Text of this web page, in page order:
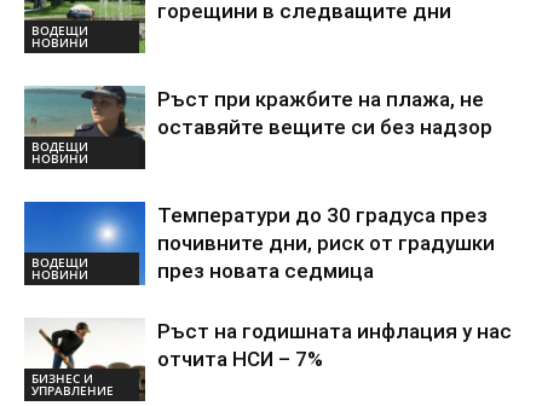
ВОДЕЩИ
НОВИНИ
горещини в следващите дни
ВОДЕЩИ
НОВИНИ
Ръст при кражбите на плажа, не
оставяйте вещите си без надзор
ВОДЕЩИ
НОВИНИ
Температури до 30 градуса през
почивните дни, риск от градушки
през новата седмица
БИЗНЕС И
УПРАВЛЕНИЕ
Ръст на годишната инфлация у нас
отчита НСИ – 7%